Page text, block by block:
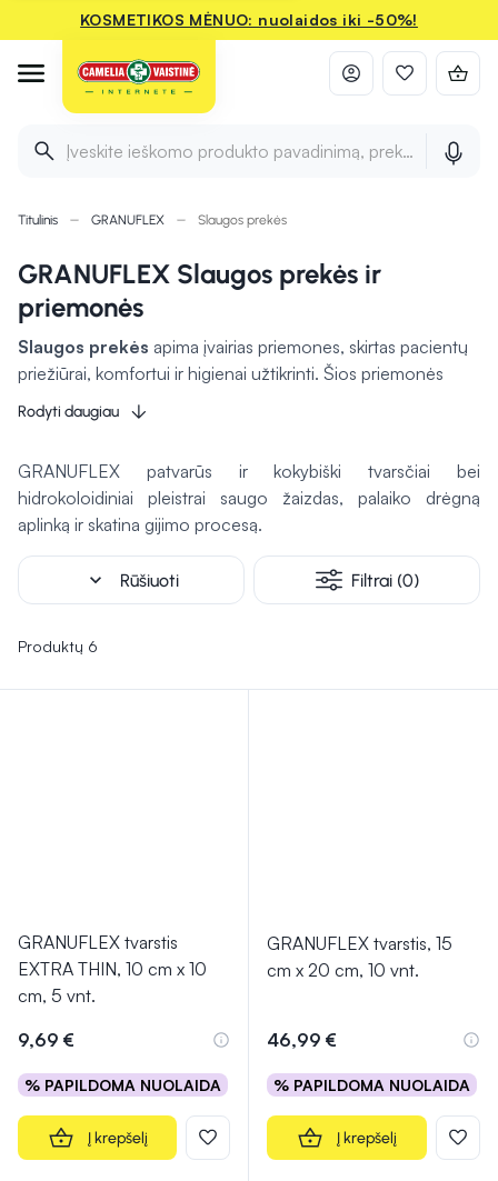
KOSMETIKOS MĖNUO: nuolaidos iki -50%!
Įveskite ieškomo produkto pavadinimą, prekės ženklą ir
Titulinis GRANUFLEX Slaugos prekės
GRANUFLEX Slaugos prekės ir
priemonės
Slaugos prekės apima įvairias priemones, skirtas pacientų
priežiūrai, komfortui ir higienai užtikrinti. Šios priemonės
naudojamos tiek ligoninėse, tiek namuose, padedant
rūpintis žmonėmis, kuriems reikalinga slauga dėl įvairių
Slaugos priemonės apima tokius produktus kaip tvarsčiai,
pleistrai, odos priežiūros priemonės, drėgnos servetėlės,
higienos priemonės ir kt. Jos skirtos užtikrinti tinkamą
žaizdų priežiūrą, užkirsti kelią praguloms, palaikyti
asmeninę higieną ir suteikti komforto slaugomam
Rodyti daugiau
GRANUFLEX patvarūs ir kokybiški tvarsčiai bei
hidrokoloidiniai pleistrai saugo žaizdas, palaiko drėgną
aplinką ir skatina gijimo procesą.
expand_more Rūšiuoti Filtrai (0)
Produktų 6
GRANUFLEX tvarstis
EXTRA THIN, 10 cm x 10
cm, 5 vnt.
9,69 €
% PAPILDOMA NUOLAIDA
Į krepšelį
GRANUFLEX tvarstis, 15
cm x 20 cm, 10 vnt.
46,99 €
% PAPILDOMA NUOLAIDA
Į krepšelį